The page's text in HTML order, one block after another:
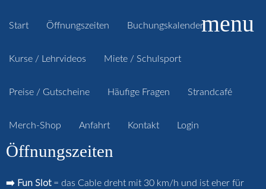
Start Öffnungszeiten Buchungskalender
Kurse / Lehrvideos Miete / Schulsport
Preise / Gutscheine Häufige Fragen Strandcafé
Merch-Shop Anfahrt Kontakt Login
menu
Öffnungszeiten
➡️ Fun Slot= das Cable dreht mit 30 km/h und ist eher für